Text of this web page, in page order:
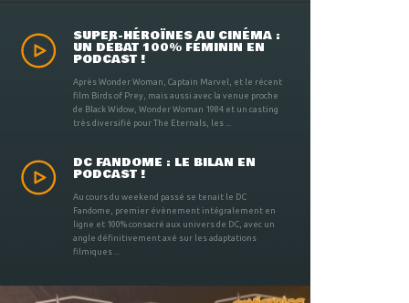
SUPER-HÉROÏNES AU CINÉMA :
UN DÉBAT 100% FÉMININ EN
PODCAST !
Après Wonder Woman, Captain Marvel, et le récent
film Birds of Prey, mais aussi avec la venue proche
de Black Widow, Wonder Woman 1984 et un casting
très diversifié pour The Eternals, les ...
DC FANDOME : LE BILAN EN
PODCAST !
Au cours du weekend passé se tenait le DC
Fandome, premier évènement intégralement en
ligne et 100% consacré aux univers de DC, avec un
angle définitivement axé sur les adaptations
filmiques ...